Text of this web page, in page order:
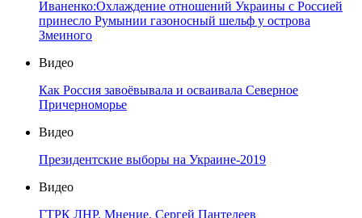
Иваненко:Охлаждение отношений Украины с Россией
принесло Румынии газоносный шельф у острова
Змеиного
Видео
Как Россия завоёвывала и осваивала Северное
Причерноморье
Видео
Президентские выборы на Украине-2019
Видео
ГТРК ЛНР. Мнение. Сергей Пантелеев